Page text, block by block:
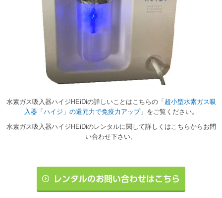
水素ガス吸入器ハイジHEiDiの詳しいことはこちらの「 超小型水素ガス吸
入器「ハイジ」の還元力で免疫力アップ」をご覧ください。
水素ガス吸入器ハイジHEiDiのレンタルに関して詳しくはこちらからお問
い合わせ下さい。